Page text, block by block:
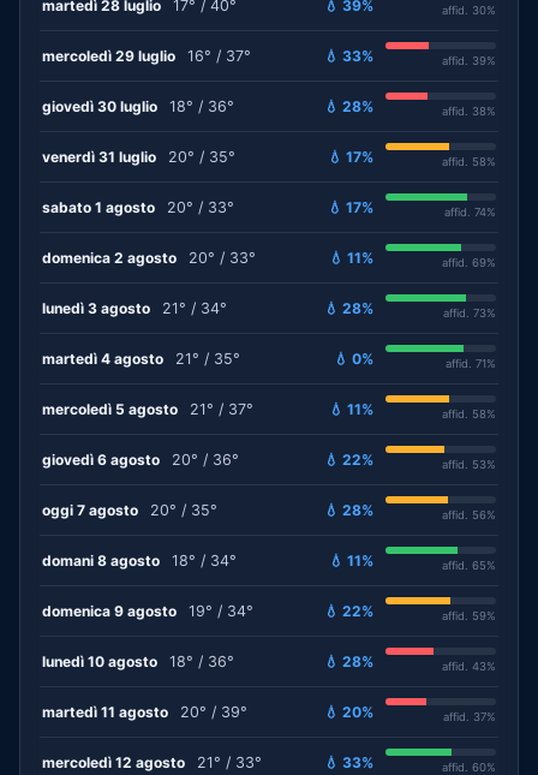
martedì 28 luglio 17° / 40° 💧 39% affid. 30%
mercoledì 29 luglio 16° / 37° 💧 33% affid. 39%
giovedì 30 luglio 18° / 36° 💧 28% affid. 38%
venerdì 31 luglio 20° / 35° 💧 17% affid. 58%
sabato 1 agosto 20° / 33° 💧 17% affid. 74%
domenica 2 agosto 20° / 33° 💧 11% affid. 69%
lunedì 3 agosto 21° / 34° 💧 28% affid. 73%
martedì 4 agosto 21° / 35° 💧 0% affid. 71%
mercoledì 5 agosto 21° / 37° 💧 11% affid. 58%
giovedì 6 agosto 20° / 36° 💧 22% affid. 53%
oggi 7 agosto 20° / 35° 💧 28% affid. 56%
domani 8 agosto 18° / 34° 💧 11% affid. 65%
domenica 9 agosto 19° / 34° 💧 22% affid. 59%
lunedì 10 agosto 18° / 36° 💧 28% affid. 43%
martedì 11 agosto 20° / 39° 💧 20% affid. 37%
mercoledì 12 agosto 21° / 33° 💧 33% affid. 60%